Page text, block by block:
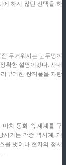
에 하지 않던 선택을 하
무거워지는 눈두덩이
확한 설명이겠다. 사내
부리한 쌍꺼풀을 자랑
마치 동화 속 세계를 구
시키는 각종 벽시계, 괘
를 벗어나 현지의 정서
…